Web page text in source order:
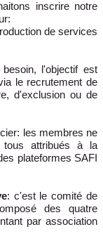
inscrire notre
de services
l'objectif est
le recrutement de
d'exclusion ou de
les membres ne
attribués à la
plateformes SAFI
: c'est le comité de
des quatre
par association